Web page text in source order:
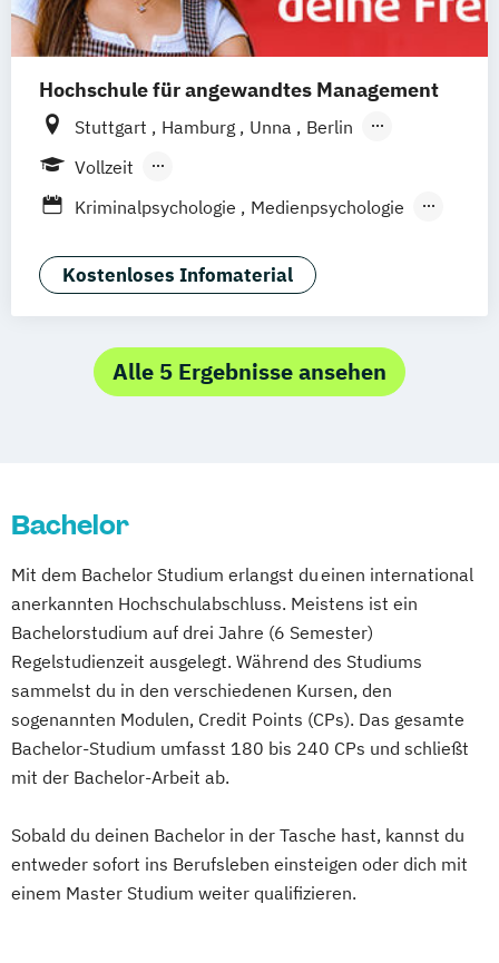
Hochschule für angewandtes Management
Stuttgart Hamburg Unna
Berlin
Ismaning
Nürnberg
Vollzeit
Berufsbegleitendes Präsenzstudium
Kriminalpsychologie
Medienpsychologie
Wirtschaftspsychologie
Wirtschaftspsychologie - Digital
Wirtschaftspsychologie Sport- &
Leistungspsychologie
Kostenloses Infomaterial
Alle 5 Ergebnisse ansehen
Bachelor
Mit dem Bachelor Studium erlangst du einen international
anerkannten Hochschulabschluss. Meistens ist ein
Bachelorstudium auf drei Jahre (6 Semester)
Regelstudienzeit ausgelegt. Während des Studiums
sammelst du in den verschiedenen Kursen, den
sogenannten Modulen, Credit Points (CPs). Das gesamte
Bachelor-Studium umfasst 180 bis 240 CPs und schließt
mit der Bachelor-Arbeit ab.
Sobald du deinen Bachelor in der Tasche hast, kannst du
entweder sofort ins Berufsleben einsteigen oder dich mit
einem Master Studium weiter qualifizieren.